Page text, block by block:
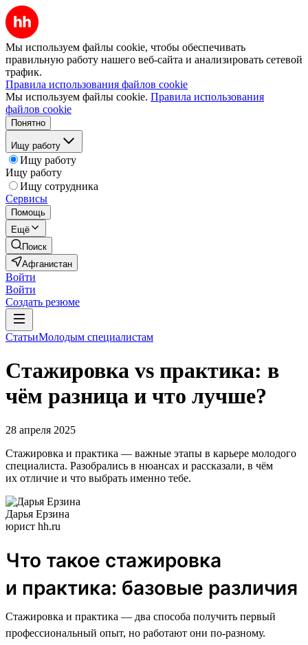
Мы используем файлы cookie, чтобы обеспечивать
правильную работу нашего веб-сайта и анализировать сетевой
трафик.
Правила использования файлов cookie
Мы используем файлы cookie. Правила использования
файлов cookie
Понятно
Ищу работу
Ищу работу
Ищу работу
Ищу сотрудника
Сервисы
Помощь
Ещё
Поиск
Афганистан
Войти
Войти
Создать резюме
СтатьиМолодым специалистам
Стажировка vs практика: в
чём разница и что лучше?
28 апреля 2025
Стажировка и практика — важные этапы в карьере молодого
специалиста. Разобрались в нюансах и рассказали, в чём
их отличие и что выбрать именно тебе.
Дарья Ерзина
юрист hh.ru
Что такое стажировка
и практика: базовые различия
Стажировка и практика — два способа получить первый
профессиональный опыт, но работают они по-разному.